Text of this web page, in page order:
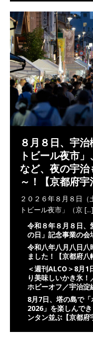
８月８日、宇
トビール夜市
など、夜の宇
～！【京都府宇
２０２６年８月８日
トビール夜市」（京 [...]
令和８年８月８日、
の日」記念事業の会
令和八年八月八日八
ました！【京都府八
＜週刊ALCO＞8月1
り美味しいかき氷！
ホビーオフ／宇治淀
8月7日、塔の島で
2026」を楽しんで
ンタン並ぶ【京都府